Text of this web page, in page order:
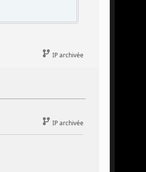
IP archivée
IP archivée